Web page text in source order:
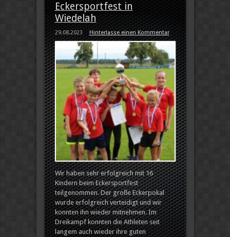
Eckersportfest in
Wiedelah
29.08.2023 Hinterlasse einen Kommentar
Wir haben sehr erfolgreich mit 16
Kindern beim Eckersportfest
teilgenommen. Der große Eckerpokal
wurde erfolgreich verteidigt und wir
konnten ihn wieder mitnehmen. Im
Dreikampf konnten die Athleten seit
langem auch wieder ihre guten